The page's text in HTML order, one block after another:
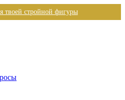
твоей стройной фигуры